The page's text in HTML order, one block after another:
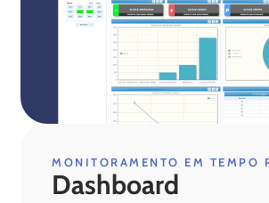
MONITORAMENTO EM TEMPO
Dashboard